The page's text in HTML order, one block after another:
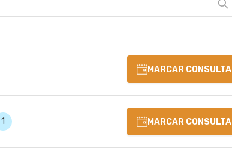
MARCAR CONSULTA
1 MARCAR CONSULTA